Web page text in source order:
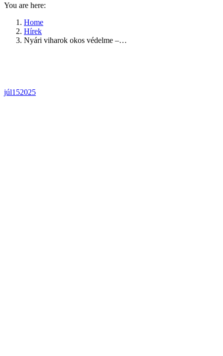
You are here:
Home
Hírek
Nyári viharok okos védelme –…
júl152025